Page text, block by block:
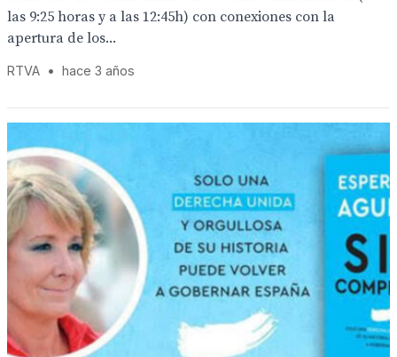
las 9:25 horas y a las 12:45h) con conexiones con la
apertura de los...
RTVA • hace 3 años